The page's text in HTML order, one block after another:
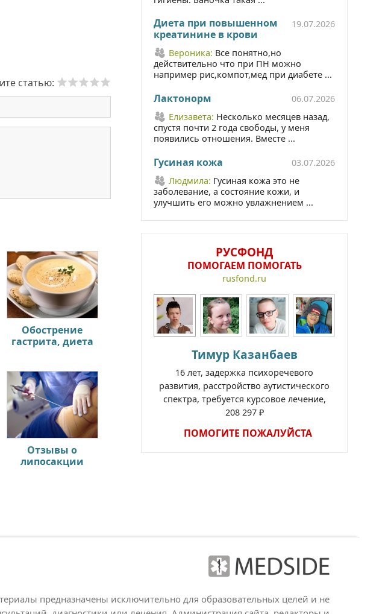
статью:
Обострение
гастрита, диета
Отзывы о
липосакции
Диета при повышенном
креатинине в крови
19.07.2026
Вероника: Все понятно,но
действительно что при ПН можно
например рис,компот,мед при диабете ...
Лактонорм
06.07.2026
Елизавета: Несколько месяцев назад,
спустя почти 2 года свободы, у меня
появились отношения. Вместе ...
Гусиная кожа
03.07.2026
Людмила: Гусиная кожа это не
заболевание, а состояние кожи, и
улучшить его можно увлажнением ...
РУСФОНД
ПОМОГАЕМ ПОМОГАТЬ
rusfond.ru
Тимур Казанбаев
16 лет, задержка психоречевого
развития, расстройство аутистического
спектра, требуется курсовое лечение,
208 297 ₽
ПОМОГИТЕ ПОЖАЛУЙСТА
предназначены исключительно для образовательных целей и не